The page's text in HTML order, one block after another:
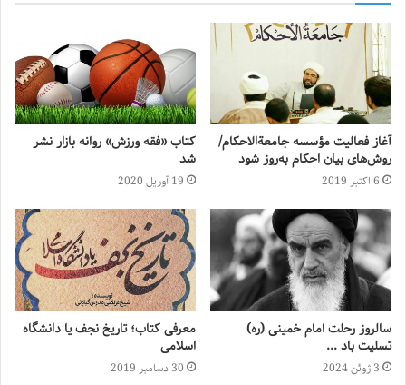
آغاز فعالیت مؤسسه جامعةالاحکام/
روش‌های بیان احکام به‌روز شود
6 اکتبر 2019
کتاب «فقه ورزش» روانه بازار نشر
شد
19 آوریل 2020
سالروز رحلت امام خمینی (ره)
تسلیت باد …
3 ژوئن 2024
معرفی کتاب؛ تاریخ نجف یا دانشگاه
اسلامی
30 دسامبر 2019